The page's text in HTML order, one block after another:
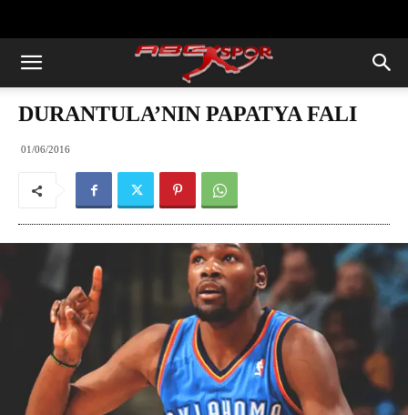
DURANTULA’NIN PAPATYA FALI
01/06/2016